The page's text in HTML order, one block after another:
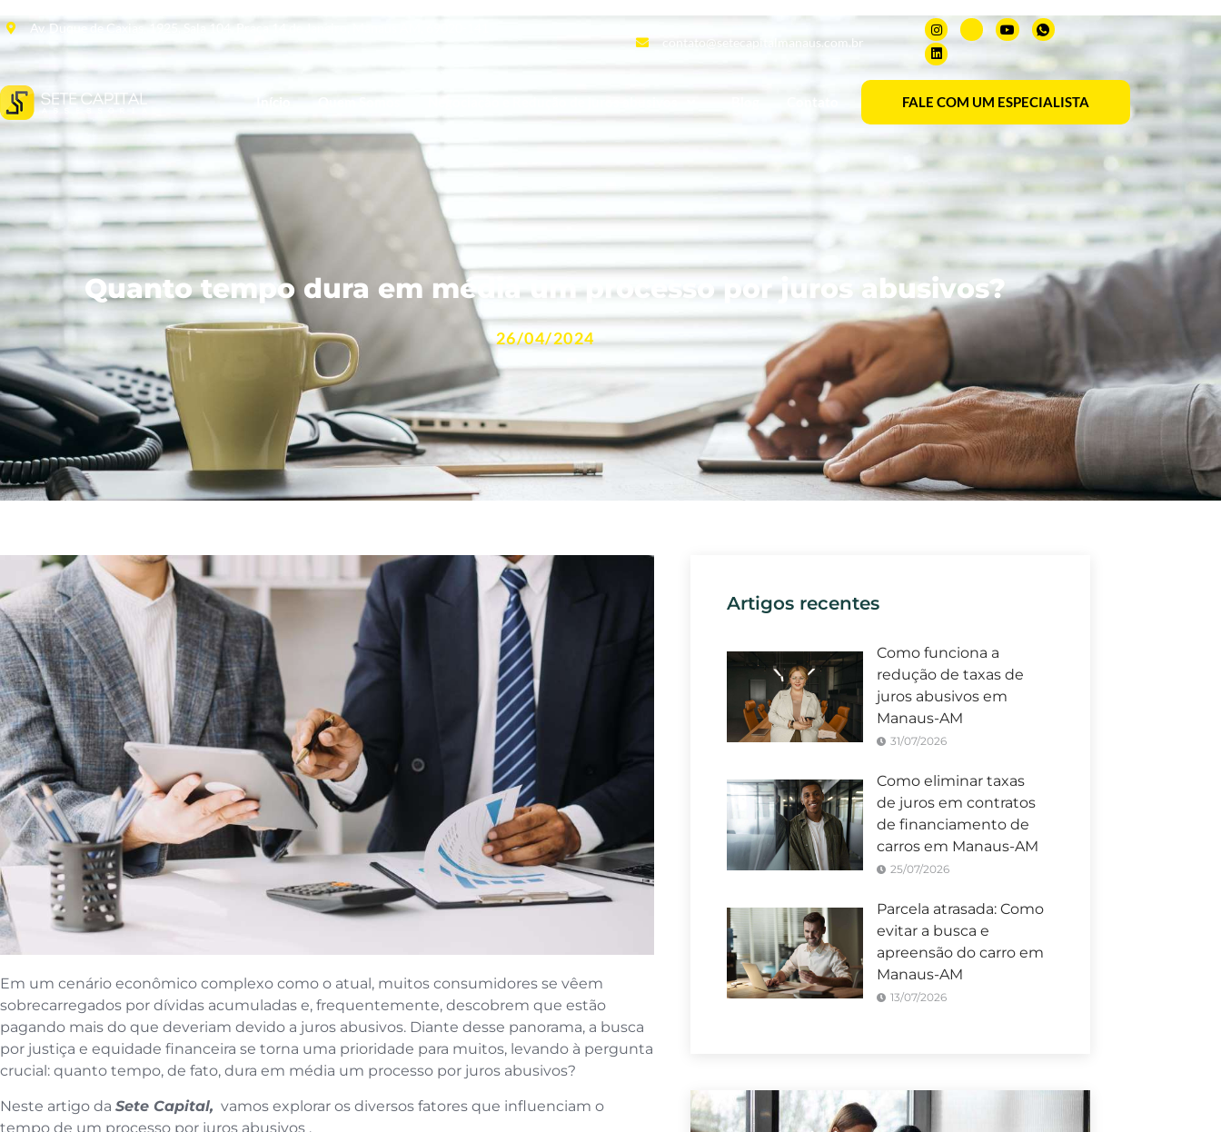
Av. Duque de Caxias, 1925, Sala 104, Praça 14 de Janeiro, Manaus AM, 69020-141
contato@setecapitalmanaus.com.br
Início FALE COM UM ESPECIALISTA
Quanto tempo dura em média um processo por juros abusivos?
26/04/2024
Em um cenário econômico complexo como o atual, muitos consumidores se vêem
sobrecarregados por dívidas acumuladas e, frequentemente, descobrem que estão
pagando mais do que deveriam devido a juros abusivos. Diante desse panorama, a busca
por justiça e equidade financeira se torna uma prioridade para muitos, levando à pergunta
crucial: quanto tempo, de fato, dura em média um processo por juros abusivos?
Neste artigo da Sete Capital, vamos explorar os diversos fatores que influenciam o
tempo de um processo por juros abusivos .
Artigos recentes
Como funciona a
redução de taxas de
juros abusivos em
Manaus-AM
31/07/2026
Como eliminar taxas
de juros em contratos
de financiamento de
carros em Manaus-AM
25/07/2026
Parcela atrasada: Como
evitar a busca e
apreensão do carro em
Manaus-AM
13/07/2026